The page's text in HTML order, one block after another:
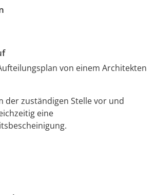
von einem Architekten
der zuständigen Stelle vor und
eine